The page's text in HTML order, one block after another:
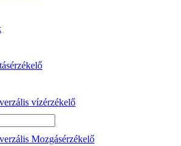
vízérzékelő
Mozgásérzékelő